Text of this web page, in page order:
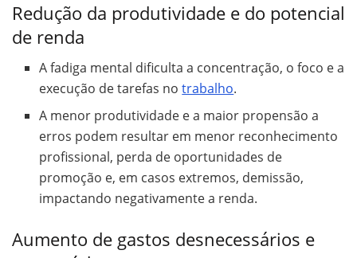
Redução da produtividade e do potencial
de renda
A fadiga mental dificulta a concentração, o foco e a
execução de tarefas notrabalho.
A menor produtividade e a maior propensão a
erros podem resultar em menor reconhecimento
profissional, perda de oportunidades de
promoção e, em casos extremos, demissão,
impactando negativamente a renda.
Aumento de gastos desnecessários e